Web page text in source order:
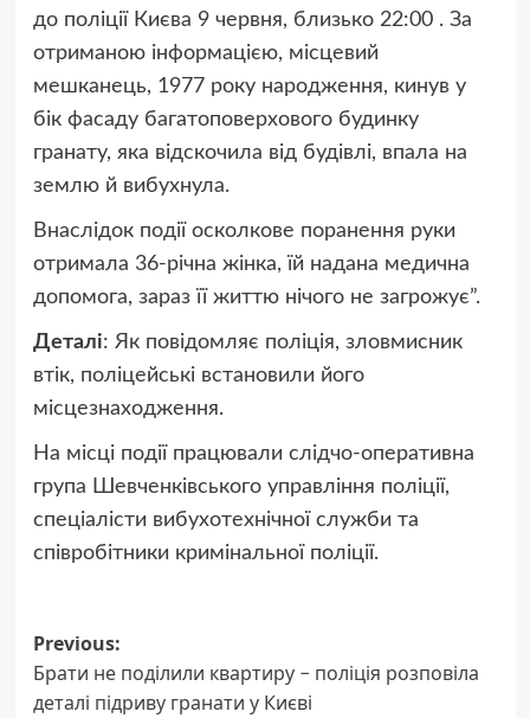
до поліції Києва 9 червня, близько 22:00 . За
отриманою інформацією, місцевий
мешканець, 1977 року народження, кинув у
бік фасаду багатоповерхового будинку
гранату, яка відскочила від будівлі, впала на
землю й вибухнула.
Внаслідок події осколкове поранення руки
отримала 36-річна жінка, їй надана медична
допомога, зараз її життю нічого не загрожує”.
Деталі: Як повідомляє поліція, зловмисник
втік, поліцейські встановили його
місцезнаходження.
На місці події працювали слідчо-оперативна
група Шевченківського управління поліції,
спеціалісти вибухотехнічної служби та
співробітники кримінальної поліції.
Post
navigation
Previous:
Брати не поділили квартиру − поліція розповіла
деталі підриву гранати у Києві